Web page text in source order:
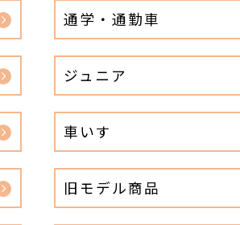
通学・通勤車
ジュニア
車いす
旧モデル商品